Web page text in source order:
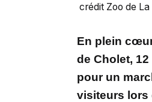
crédit Zoo de
En plein
de Cholet,
pour un
visiteurs lors